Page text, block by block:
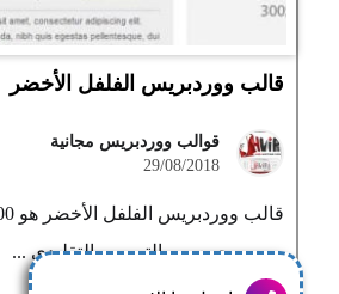
قالب ووردبريس الفلفل الأخضر
قوالب ووردبريس مجانية
29/08/2018
بريس يجمع بين التصميم التقليدي ...